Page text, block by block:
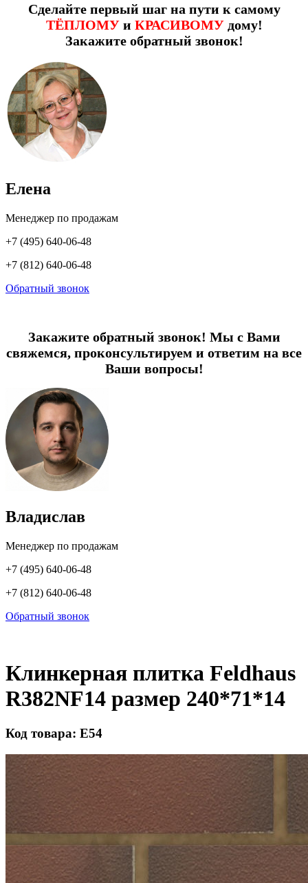
Сделайте первый шаг на пути к самому
ТЁПЛОМУи КРАСИВОМУдому!
Закажите обратный звонок!
Елена
Менеджер по продажам
+7 (495) 640-06-48
+7 (812) 640-06-48
Обратный звонок
Закажите обратный звонок! Мы с Вами
свяжемся, проконсультируем и ответим на все
Ваши вопросы!
Владислав
Менеджер по продажам
+7 (495) 640-06-48
+7 (812) 640-06-48
Обратный звонок
Клинкерная плитка Feldhaus
R382NF14 размер 240*71*14
Код товара: Е54